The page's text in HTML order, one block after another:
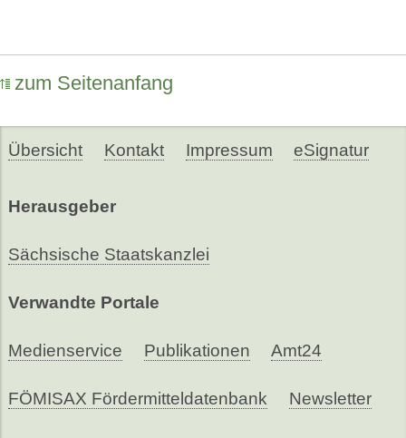
zum Seitenanfang
Übersicht Kontakt Impressum eSignatur
Herausgeber
Sächsische Staatskanzlei
Verwandte Portale
Medienservice Publikationen Amt24
FÖMISAX Fördermitteldatenbank Newsletter